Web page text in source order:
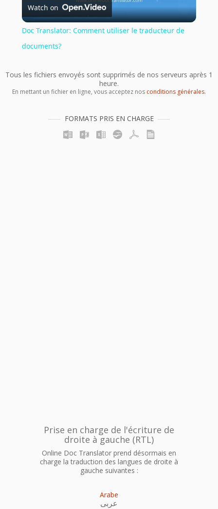
Video
Watch on
Doc Translator: Comment utiliser le traducteur de
documents?
Tous les fichiers envoyés sont supprimés de nos serveurs après 1
heure.
En mettant un fichier en ligne, vous acceptez nos conditions générales.
FORMATS PRIS EN CHARGE
Prise en charge de l'écriture de
droite à gauche (RTL)
Online Doc Translator prend désormais en
charge la traduction des langues de droite à
gauche suivantes :
Arabe
عربى